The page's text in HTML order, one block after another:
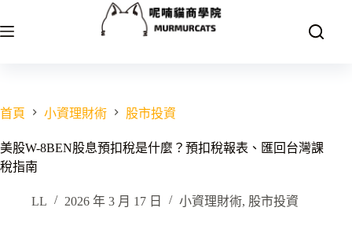
至
容
首頁 小資理財術 股市投資
美股W-8BEN股息預扣稅是什麼？預扣稅報表、匯回台灣課
稅指南
LL 2026 年 3 月 17 日 小資理財術, 股市投資